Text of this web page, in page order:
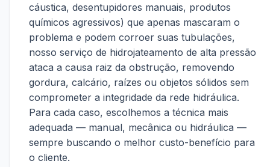
cáustica, desentupidores manuais, produtos
químicos agressivos) que apenas mascaram o
problema e podem corroer suas tubulações,
nosso serviço de hidrojateamento de alta pressão
ataca a causa raiz da obstrução, removendo
gordura, calcário, raízes ou objetos sólidos sem
comprometer a integridade da rede hidráulica.
Para cada caso, escolhemos a técnica mais
adequada — manual, mecânica ou hidráulica —
sempre buscando o melhor custo-benefício para
o cliente.